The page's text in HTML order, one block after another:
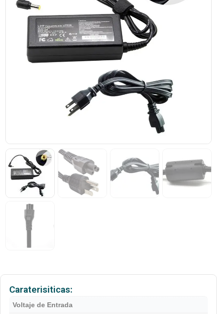
Caraterisiticas:
Voltaje de Entrada